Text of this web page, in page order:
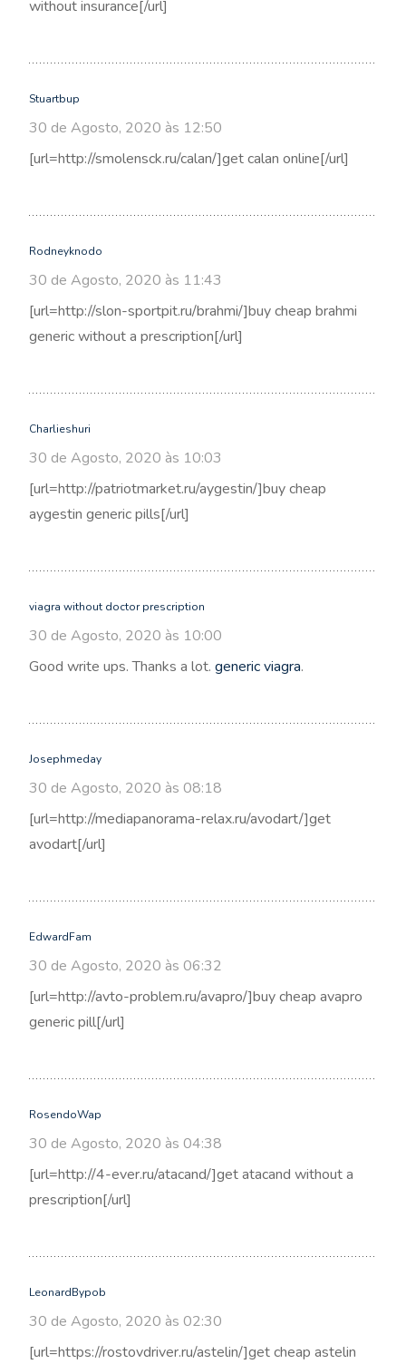
without insurance[/url]
Stuartbup
30 de Agosto, 2020 às 12:50
[url=http://smolensck.ru/calan/]get calan online[/url]
Rodneyknodo
30 de Agosto, 2020 às 11:43
[url=http://slon-sportpit.ru/brahmi/]buy cheap brahmi
generic without a prescription[/url]
Charlieshuri
30 de Agosto, 2020 às 10:03
[url=http://patriotmarket.ru/aygestin/]buy cheap
aygestin generic pills[/url]
viagra without doctor prescription
30 de Agosto, 2020 às 10:00
Good write ups. Thanks a lot. generic viagra.
Josephmeday
30 de Agosto, 2020 às 08:18
[url=http://mediapanorama-relax.ru/avodart/]get
avodart[/url]
EdwardFam
30 de Agosto, 2020 às 06:32
[url=http://avto-problem.ru/avapro/]buy cheap avapro
generic pill[/url]
RosendoWap
30 de Agosto, 2020 às 04:38
[url=http://4-ever.ru/atacand/]get atacand without a
prescription[/url]
LeonardBypob
30 de Agosto, 2020 às 02:30
[url=https://rostovdriver.ru/astelin/]get cheap astelin